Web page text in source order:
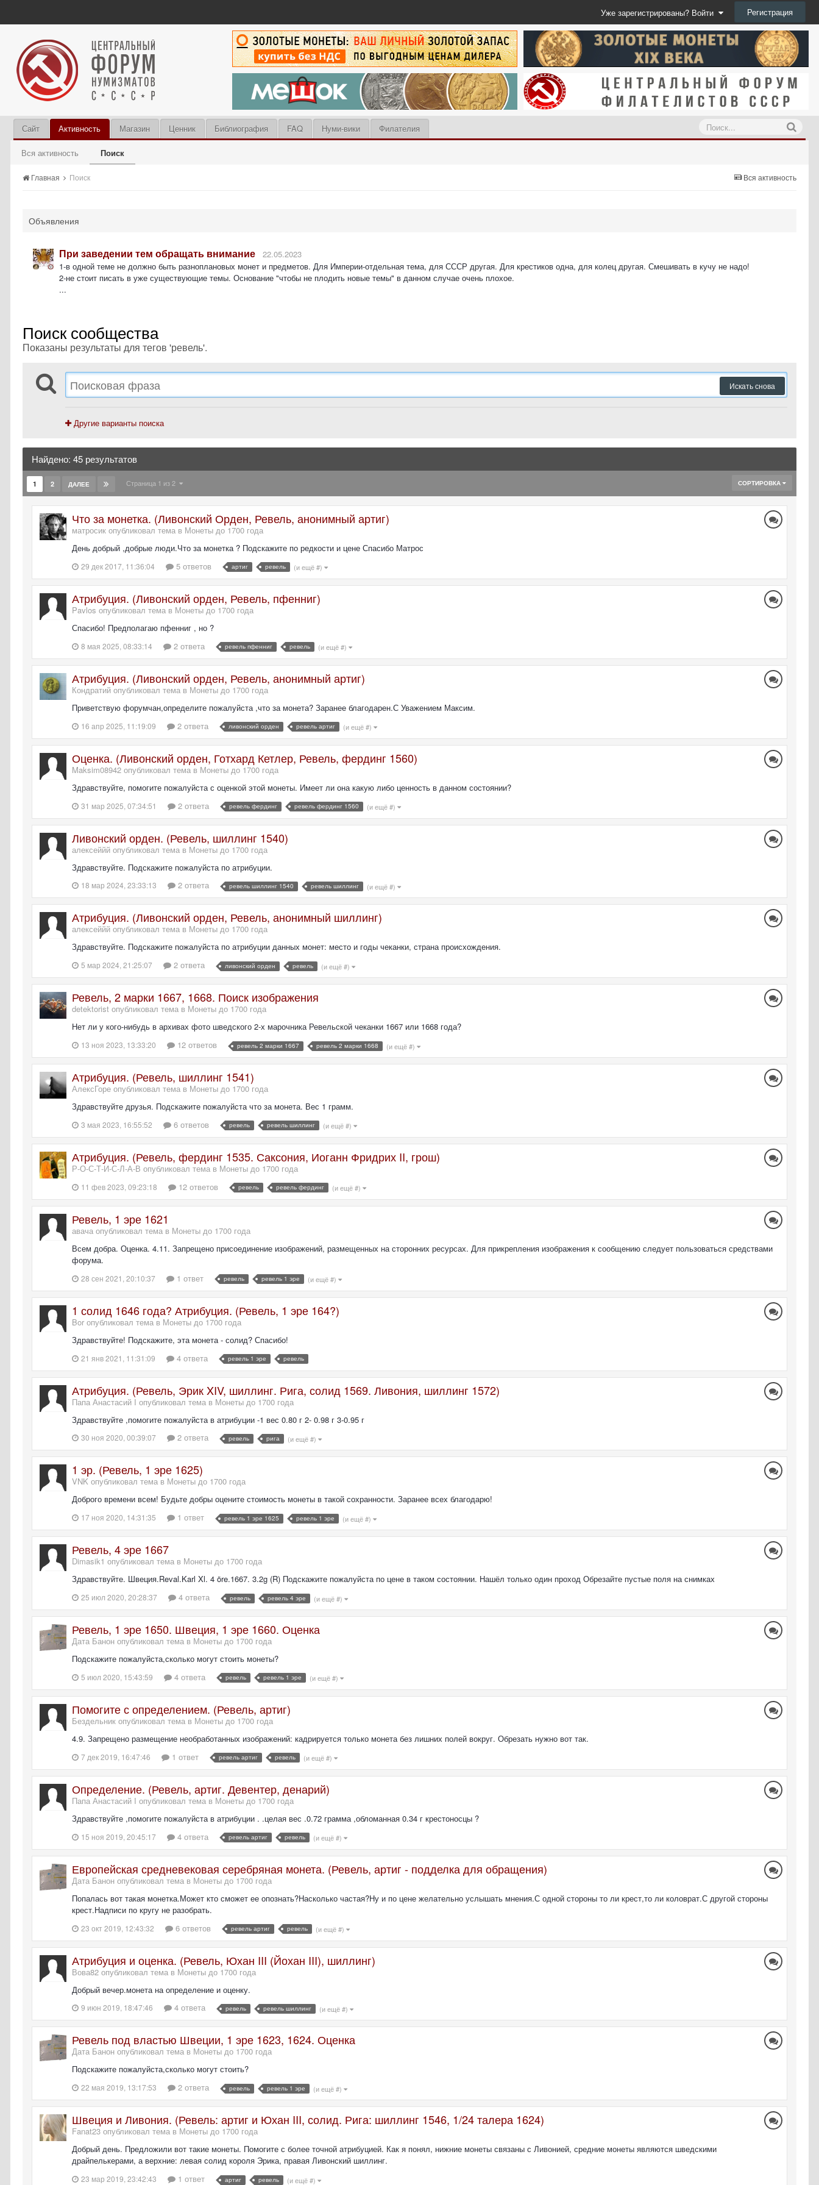
Уже зарегистрированы? Войти Регистрация
Сайт Активность
Вся активность Поиск
Магазин Ценник Библиография FAQ Нуми-вики Филателия
Вся активность
Главная Поиск
Объявления
При заведении тем обращать внимание
22.05.2023
1-в одной теме не должно быть разноплановых монет и предметов. Для Империи-отдельная тема, для СССР другая. Для крестиков одна, для колец другая. Смешивать в кучу не надо!
2-не стоит писать в уже существующие темы. Основание "чтобы не плодить новые темы" в данном случае очень плохое.
...
Поиск сообщества
Показаны результаты для тегов 'ревель'.
Искать снова
Другие варианты поиска
Найдено: 45 результатов
1 2 ДАЛЕЕ Страница 1 из 2 СОРТИРОВКА
Что за монетка. (Ливонский Орден, Ревель, анонимный артиг)
матросик опубликовал тема в Монеты до 1700 года
День добрый ,добрые люди.Что за монетка ? Подскажите по редкости и цене Спасибо Матрос
29 дек 2017, 11:36:04 5 ответов артиг ревель (и ещё #)
Атрибуция. (Ливонский орден, Ревель, пфенниг)
Pavlos опубликовал тема в Монеты до 1700 года
Спасибо! Предполагаю пфенниг , но ?
8 мая 2025, 08:33:14 2 ответа ревель пфенниг ревель (и ещё #)
Атрибуция. (Ливонский орден, Ревель, анонимный артиг)
Кондратий опубликовал тема в Монеты до 1700 года
Приветствую форумчан,определите пожалуйста ,что за монета? Заранее благодарен.С Уважением Максим.
16 апр 2025, 11:19:09 2 ответа ливонский орден ревель артиг (и ещё #)
Оценка. (Ливонский орден, Готхард Кетлер, Ревель, фердинг 1560)
Maksim08942 опубликовал тема в Монеты до 1700 года
Здравствуйте, помогите пожалуйста с оценкой этой монеты. Имеет ли она какую либо ценность в данном состоянии?
31 мар 2025, 07:34:51 2 ответа ревель фердинг ревель фердинг 1560 (и ещё #)
Ливонский орден. (Ревель, шиллинг 1540)
алексеййй опубликовал тема в Монеты до 1700 года
Здравствуйте. Подскажите пожалуйста по атрибуции.
18 мар 2024, 23:33:13 2 ответа ревель шиллинг 1540 ревель шиллинг (и ещё #)
Атрибуция. (Ливонский орден, Ревель, анонимный шиллинг)
алексеййй опубликовал тема в Монеты до 1700 года
Здравствуйте. Подскажите пожалуйста по атрибуции данных монет: место и годы чеканки, страна происхождения.
5 мар 2024, 21:25:07 2 ответа ливонский орден ревель (и ещё #)
Ревель, 2 марки 1667, 1668. Поиск изображения
detektorist опубликовал тема в Монеты до 1700 года
Нет ли у кого-нибудь в архивах фото шведского 2-х марочника Ревельской чеканки 1667 или 1668 года?
13 ноя 2023, 13:33:20 12 ответов ревель 2 марки 1667 ревель 2 марки 1668 (и ещё #)
Атрибуция. (Ревель, шиллинг 1541)
АлексГоре опубликовал тема в Монеты до 1700 года
Здравствуйте друзья. Подскажите пожалуйста что за монета. Вес 1 грамм.
3 мая 2023, 16:55:52 6 ответов ревель ревель шиллинг (и ещё #)
Атрибуция. (Ревель, фердинг 1535. Саксония, Иоганн Фридрих II, грош)
Р-О-С-Т-И-С-Л-А-В опубликовал тема в Монеты до 1700 года
11 фев 2023, 09:23:18 12 ответов ревель ревель фердинг (и ещё #)
Ревель, 1 эре 1621
авача опубликовал тема в Монеты до 1700 года
Всем добра. Оценка. 4.11. Запрещено присоединение изображений, размещенных на сторонних ресурсах. Для прикрепления изображения к сообщению следует пользоваться средствами
форума.
28 сен 2021, 20:10:37 1 ответ ревель ревель 1 эре (и ещё #)
1 солид 1646 года? Атрибуция. (Ревель, 1 эре 164?)
Bor опубликовал тема в Монеты до 1700 года
Здравствуйте! Подскажите, эта монета - солид? Спасибо!
21 янв 2021, 11:31:09 4 ответа ревель 1 эре ревель
Атрибуция. (Ревель, Эрик XIV, шиллинг. Рига, солид 1569. Ливония, шиллинг 1572)
Папа Анастасий I опубликовал тема в Монеты до 1700 года
Здравствуйте ,помогите пожалуйста в атрибуции -1 вес 0.80 г 2- 0.98 г 3-0.95 г
30 ноя 2020, 00:39:07 2 ответа ревель рига (и ещё #)
1 эр. (Ревель, 1 эре 1625)
VNK опубликовал тема в Монеты до 1700 года
Доброго времени всем! Будьте добры оцените стоимость монеты в такой сохранности. Заранее всех благодарю!
17 ноя 2020, 14:31:35 1 ответ ревель 1 эре 1625 ревель 1 эре (и ещё #)
Ревель, 4 эре 1667
Dimasik1 опубликовал тема в Монеты до 1700 года
Здравствуйте. Швеция.Reval.Karl Xl. 4 öre.1667. 3.2g (R) Подскажите пожалуйста по цене в таком состоянии. Нашёл только один проход Обрезайте пустые поля на снимках
25 июл 2020, 20:28:37 4 ответа ревель ревель 4 эре (и ещё #)
Ревель, 1 эре 1650. Швеция, 1 эре 1660. Оценка
Дата Банон опубликовал тема в Монеты до 1700 года
Подскажите пожалуйста,сколько могут стоить монеты?
5 июл 2020, 15:43:59 4 ответа ревель ревель 1 эре (и ещё #)
Помогите с определением. (Ревель, артиг)
Бездельник опубликовал тема в Монеты до 1700 года
4.9. Запрещено размещение необработанных изображений: кадрируется только монета без лишних полей вокруг. Обрезать нужно вот так.
7 дек 2019, 16:47:46 1 ответ ревель артиг ревель (и ещё #)
Определение. (Ревель, артиг. Девентер, денарий)
Папа Анастасий I опубликовал тема в Монеты до 1700 года
Здравствуйте ,помогите пожалуйста в атрибуции . .целая вес .0.72 грамма ,обломанная 0.34 г крестоносцы ?
15 ноя 2019, 20:45:17 4 ответа ревель артиг ревель (и ещё #)
Европейская средневековая серебряная монета. (Ревель, артиг - подделка для обращения)
Дата Банон опубликовал тема в Монеты до 1700 года
Попалась вот такая монетка.Может кто сможет ее опознать?Насколько частая?Ну и по цене желательно услышать мнения.С одной стороны то ли крест,то ли коловрат.С другой стороны
крест.Надписи по кругу не разобрать.
23 окт 2019, 12:43:32 6 ответов ревель артиг ревель (и ещё #)
Атрибуция и оценка. (Ревель, Юхан III (Йохан III), шиллинг)
Вова82 опубликовал тема в Монеты до 1700 года
Добрый вечер.монета на определение и оценку.
9 июн 2019, 18:47:46 4 ответа ревель ревель шиллинг (и ещё #)
Ревель под властью Швеции, 1 эре 1623, 1624. Оценка
Дата Банон опубликовал тема в Монеты до 1700 года
Подскажите пожалуйста,сколько могут стоить?
22 мая 2019, 13:17:53 2 ответа ревель ревель 1 эре (и ещё #)
Швеция и Ливония. (Ревель: артиг и Юхан III, солид. Рига: шиллинг 1546, 1/24 талера 1624)
Fanat23 опубликовал тема в Монеты до 1700 года
Добрый день. Предложили вот такие монеты. Помогите с более точной атрибуцией. Как я понял, нижние монеты связаны с Ливонией, средние монеты являются шведскими
драйпелькерами, а верхние: левая солид короля Эрика, правая Ливонский шиллинг.
23 мар 2019, 23:42:43 1 ответ артиг ревель (и ещё #)